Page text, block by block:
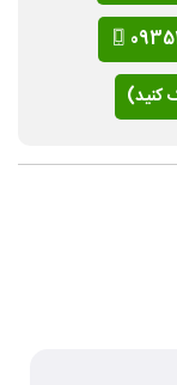
کنید)